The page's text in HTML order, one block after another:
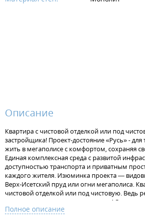
Описание
Квартира с чистовой отделкой или под
застройщика! Проект-достояние «Русь» - для
жить в мегаполисе с комфортом, сохраняя
Единая комплексная среда с развитой
доступностью транспорта и приватным
каждого жителя. Изюминка проекта —
Верх-Исетский пруд или огни мегаполиса.
чистовой отделкой или под чистовую. Ведь
идеи в интерьере - это так здорово! Отделка
без отделки, стяжка на полу под финишную
Полное описание